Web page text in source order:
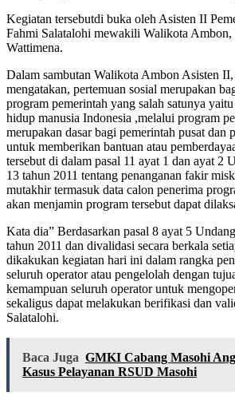
Kegiatan tersebutdi buka oleh Asisten II
Fahmi Salatalohi mewakili Walikota
Wattimena.
Dalam sambutan Walikota Ambon Asisten
mengatakan, pertemuan sosial merupakan
program pemerintah yang salah satunya
hidup manusia Indonesia ,melalui program
merupakan dasar bagi pemerintah pusat dan
untuk memberikan bantuan atau
tersebut di dalam pasal 11 ayat 1 dan ayat 2
13 tahun 2011 tentang penanganan fakir
mutakhir termasuk data calon penerima
akan menjamin program tersebut dapat
Kata dia” Berdasarkan pasal 8 ayat 5
tahun 2011 dan divalidasi secara berkala
dikakukan kegiatan hari ini dalam rangka
seluruh operator atau pengelolah dengan
kemampuan seluruh operator untuk
sekaligus dapat melakukan berifikasi dan
Salatalohi.
Baca Juga GMKI Cabang Masohi
Kasus Pelayanan RSUD Masohi